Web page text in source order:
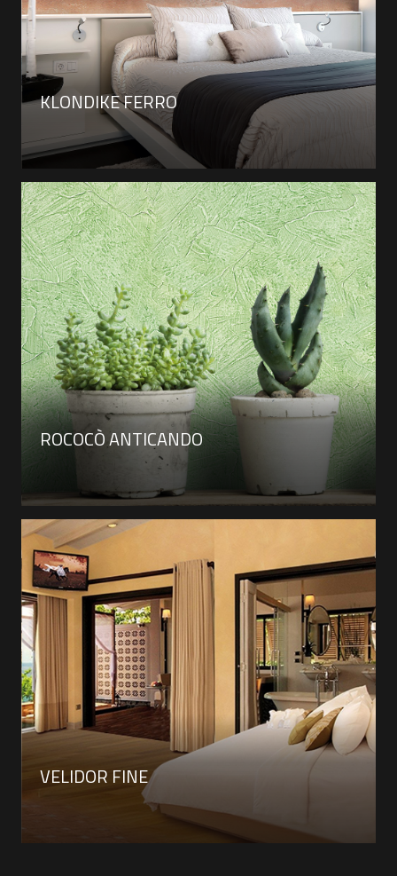
KLONDIKE FERRO
ROCOCÒ ANTICANDO
VELIDOR FINE